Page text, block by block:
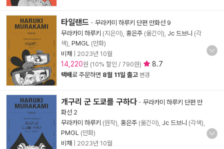
타일랜드 - 무라카미 하루키 단편 만화선 9
무라카미 하루키 (지은이), 홍은주 (옮긴이), Jc 드브니 (각
색), PMGL (만화)
비채
2023년 10월
14,220원 (10% 할인 / 790원) 8.7
택배로 주문하면 8월 11일 출고 변경
개구리 군 도쿄를 구하다 - 무라카미 하루키 단편 만
화선 2
무라카미 하루키 (원작), 홍은주 (옮긴이), Jc 드브니 (각색),
PMGL (만화)
비채
2023년 10월